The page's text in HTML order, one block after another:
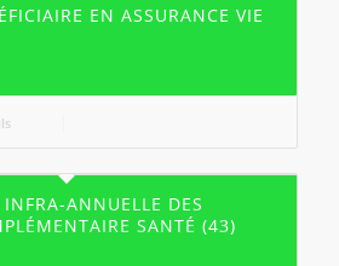
EN ASSURANCE VIE
ANNUELLE DES
SANTÉ (43)